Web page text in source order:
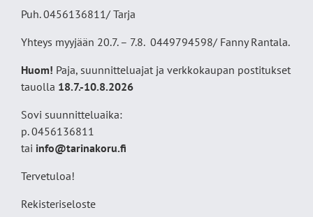
Puh. 0456136811/ Tarja
Yhteys myyjään 20.7. – 7.8. 0449794598/ Fanny Rantala.
Huom! Paja, suunnitteluajat ja verkkokaupan postitukset
tauolla 18.7.-10.8.2026
Sovi suunnitteluaika:
p. 0456136811
tai info@tarinakoru.fi
Tervetuloa!
Rekisteriseloste